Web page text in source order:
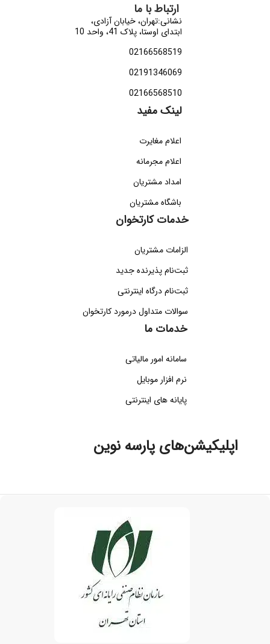
ارتباط با ما
نشانی:تهران، خیابان آزادی،
ابتدای اوستا، پلاک 41، واحد 10
02166568519
02191346069
02166568510
لینک مفید
اعلام مغایرت
اعلام مجرمانه
امداد مشتریان
باشگاه مشتریان
خدمات کارتخوان
الزامات مشتریان
ثبت‌نام پذیرنده جدید
ثبت‌نام درگاه اینترنتی
سوالات متداول درمورد کارتخوان
خدمات ما
سامانه امور مالیاتی
نرم افزار موبایل
پایانه های اینترنتی
اپلیکیشن‌های پارسه نوین